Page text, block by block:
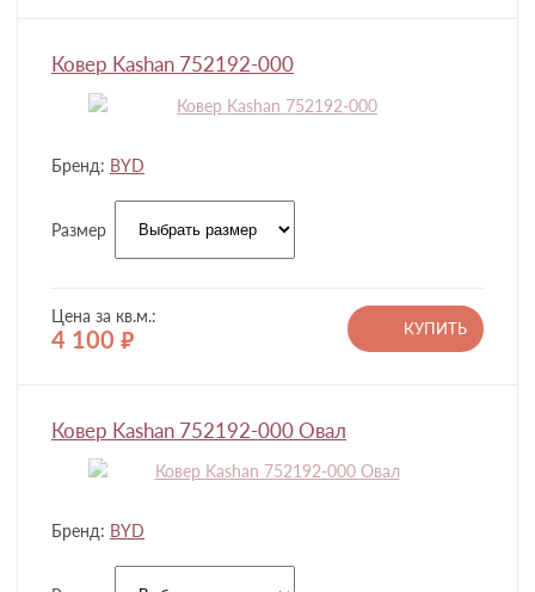
Ковер Kashan 752192-000
Бренд: BYD
Размер
Цена за кв.м.:
4 100 руб.
КУПИТЬ
Ковер Kashan 752192-000 Овал
Бренд: BYD